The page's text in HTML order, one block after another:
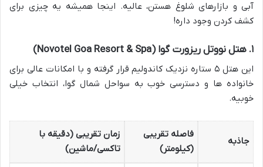
آبی و بازارهای شلوغ هستن، عالیه. اینجا همیشه یه چیزی برای
کشف کردن وجود داره!
۱. هتل نووتل ریزورت گوا (Novotel Goa Resort & Spa)
این هتل ۵ ستاره نزدیک کاندولیم قرار گرفته و با امکانات عالی برای
خانواده ها و دسترسی خوب به سواحل شمال گوا، انتخاب خیلی
خوبیه.
جاذبه
فاصله تقریبی
(کیلومتر)
زمان تقریبی (دقیقه با
تاکسی/ماشین)